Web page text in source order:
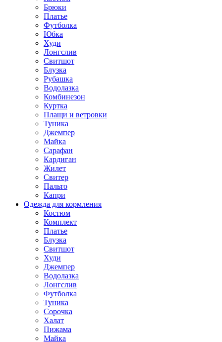
Брюки
Платье
Футболка
Юбка
Худи
Лонгслив
Свитшот
Блузка
Рубашка
Водолазка
Комбинезон
Куртка
Плащи и ветровки
Туника
Джемпер
Майка
Сарафан
Кардиган
Жилет
Свитер
Пальто
Капри
Одежда для кормления
Костюм
Комплект
Платье
Блузка
Свитшот
Худи
Джемпер
Водолазка
Лонгслив
Футболка
Туника
Сорочка
Халат
Пижама
Майка